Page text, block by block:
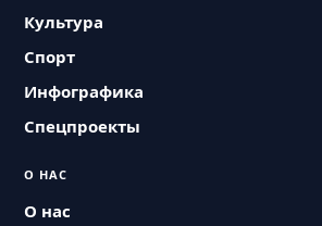
Культура
Спорт
Инфографика
Спецпроекты
О НАС
О нас